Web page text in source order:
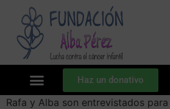
Haz un donativo
Rafa y Alba son entrevistados